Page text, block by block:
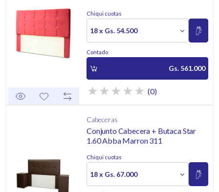
Chiqui cuotas
18 x Gs. 54.500
Contado
Gs. 561.000
(0)
Cabeceras
Conjunto Cabecera + Butaca Star
1.60 Abba Marron 311
Chiqui cuotas
18 x Gs. 67.000